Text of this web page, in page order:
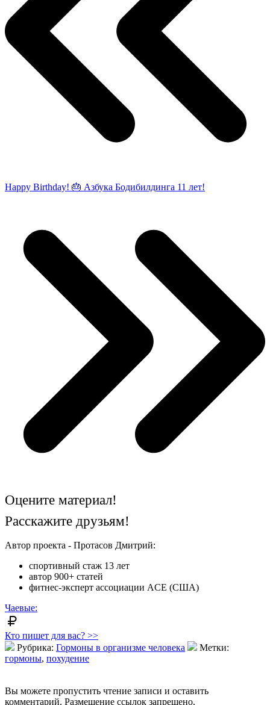
Happy Birthday! 🎂 Азбука Бодибилдинга 11 лет!
Оцените материал!
Расскажите друзьям!
Автор проекта - Протасов Дмитрий:
спортивный стаж 13 лет
автор 900+ статей
фитнес-эксперт ассоциации ACE (США)
Чаевые:
Кто пишет для вас? >>
Рубрика: Гормоны в организме человека
Метки:
гормоны, похудение
Вы можете пропустить чтение записи и оставить
комментарий. Размещение ссылок запрещено.